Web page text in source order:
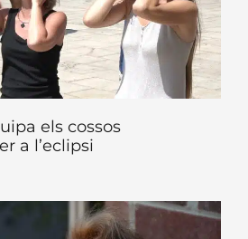
els cossos
a l’eclipsi